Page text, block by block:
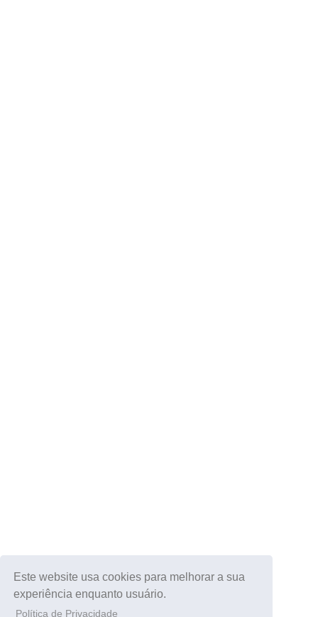
Este website usa cookies para melhorar a sua
experiência enquanto usuário.
Política de Privacidade